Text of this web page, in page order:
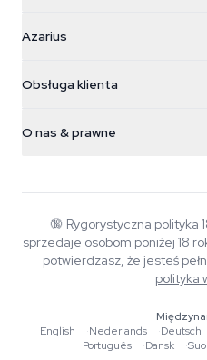
Galvaniweg 11
Nederland
+31(0)204897914
Azarius
Magiczne grzyby
Smokeshop
Obsługa klienta
Polityka zwrotów
Polityka prywatności
O nas & prawne
Wiki
Autorzy
Promocje
🔞 Rygorystyczna polityka
sprzedaje osobom poniżej 18
potwierdzasz, że jesteś
polityka
English
·Nederlands ·Deutsch
Português
·Dansk ·